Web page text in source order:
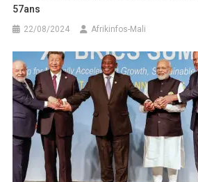
57ans
22/08/2024 Afrikinfos-Mali